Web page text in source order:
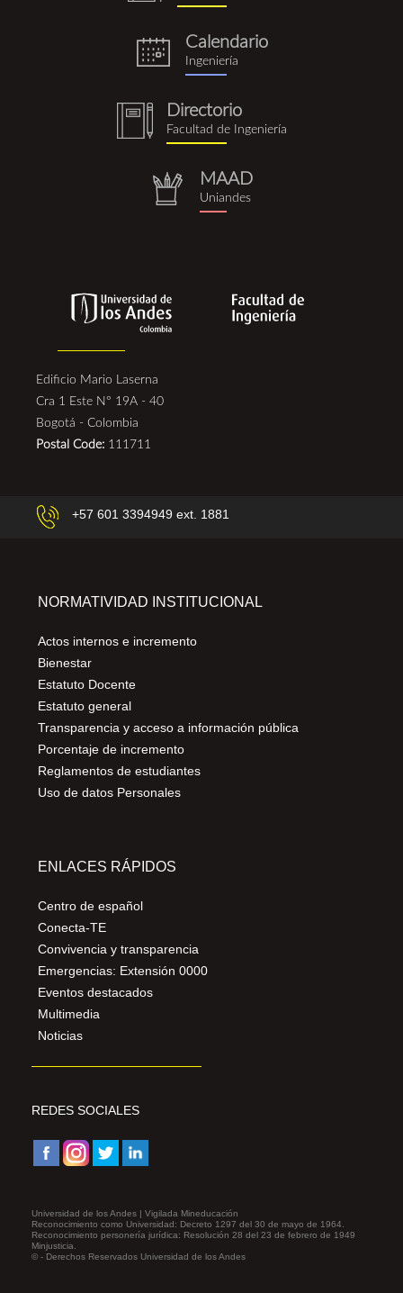
(1).png
eventos.png
Calendario
Ingeniería
notebook
(1).png
Directorio
Facultad de Ingeniería
repositorio.png
MAAD
Uniandes
Edificio Mario Laserna
Cra 1 Este N° 19A - 40
Bogotá - Colombia
Postal Code: 111711
+57 601 3394949 ext. 1881
NORMATIVIDAD INSTITUCIONAL
Actos internos e incremento
Bienestar
Estatuto Docente
Estatuto general
Transparencia y acceso a información pública
Porcentaje de incremento
Reglamentos de estudiantes
Uso de datos Personales
ENLACES RÁPIDOS
Centro de español
Conecta-TE
Convivencia y transparencia
Emergencias: Extensión 0000
Eventos destacados
Multimedia
Noticias
REDES SOCIALES
Universidad de los Andes | Vigilada Mineducación
Reconocimiento como Universidad: Decreto 1297 del 30 de mayo de 1964.
Reconocimiento personería jurídica: Resolución 28 del 23 de febrero de 1949
Minjusticia.
© - Derechos Reservados Universidad de los Andes